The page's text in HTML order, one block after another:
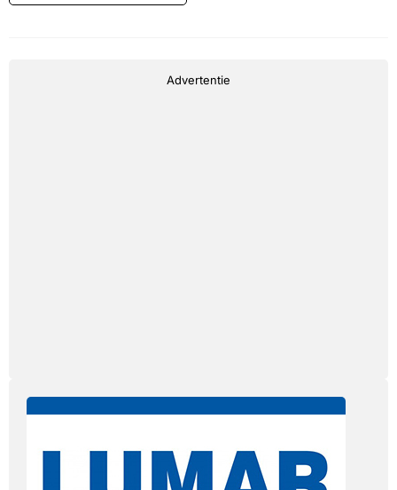
Advertentie